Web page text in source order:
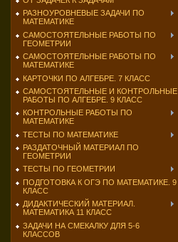
РАЗНОУРОВНЕВЫЕ ЗАДАЧИ ПО
МАТЕМАТИКЕ
САМОСТОЯТЕЛЬНЫЕ РАБОТЫ ПО
ГЕОМЕТРИИ
САМОСТОЯТЕЛЬНЫЕ РАБОТЫ ПО
МАТЕМАТИКЕ
КАРТОЧКИ ПО АЛГЕБРЕ. 7 КЛАСС
САМОСТОЯТЕЛЬНЫЕ И КОНТРОЛЬНЫЕ
РАБОТЫ ПО АЛГЕБРЕ. 9 КЛАСС
КОНТРОЛЬНЫЕ РАБОТЫ ПО
МАТЕМАТИКЕ
ТЕСТЫ ПО МАТЕМАТИКЕ
РАЗДАТОЧНЫЙ МАТЕРИАЛ ПО
ГЕОМЕТРИИ
ТЕСТЫ ПО ГЕОМЕТРИИ
ПОДГОТОВКА К ОГЭ ПО МАТЕМАТИКЕ. 9
КЛАСС
ДИДАКТИЧЕСКИЙ МАТЕРИАЛ.
МАТЕМАТИКА 11 КЛАСС
ЗАДАЧИ НА СМЕКАЛКУ ДЛЯ 5-6
КЛАССОВ